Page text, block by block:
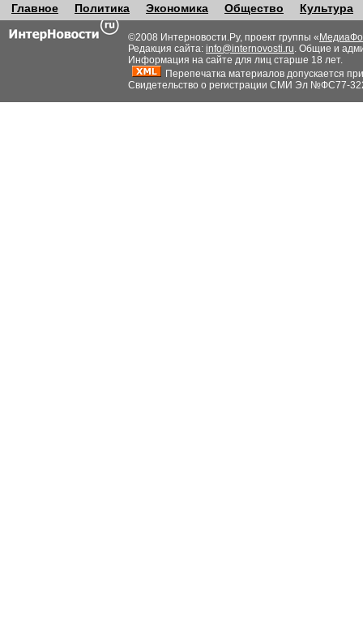
Главное Политика Экономика Общество Культура
©2008 Интерновости.Ру, проект группы «
Редакция сайта: info@internovosti.ru. Общие и
Информация на сайте для лиц старше 18 лет.
Перепечатка материалов допускается
Свидетельство о регистрации СМИ Эл №ФС77-